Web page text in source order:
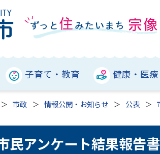
子育て・教育 健康・医
市政 情報公開・お知らせ 公表
民アンケート結果報告書